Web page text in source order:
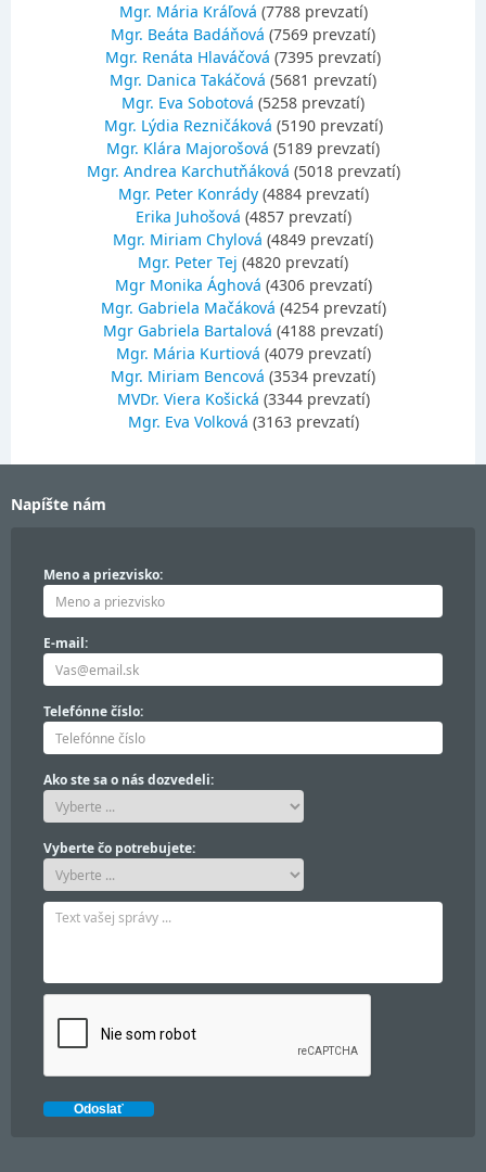
Mgr. Mária Kráľová (7788 prevzatí)
Mgr. Beáta Badáňová (7569 prevzatí)
Mgr. Renáta Hlaváčová (7395 prevzatí)
Mgr. Danica Takáčová (5681 prevzatí)
Mgr. Eva Sobotová (5258 prevzatí)
Mgr. Lýdia Rezničáková (5190 prevzatí)
Mgr. Klára Majorošová (5189 prevzatí)
Mgr. Andrea Karchutňáková (5018 prevzatí)
Mgr. Peter Konrády(4884 prevzatí)
Erika Juhošová (4857 prevzatí)
Mgr. Miriam Chylová (4849 prevzatí)
Mgr. Peter Tej (4820 prevzatí)
Mgr Monika Ághová (4306 prevzatí)
Mgr. Gabriela Mačáková (4254 prevzatí)
Mgr Gabriela Bartalová (4188 prevzatí)
Mgr. Mária Kurtiová (4079 prevzatí)
Mgr. Miriam Bencová (3534 prevzatí)
MVDr. Viera Košická (3344 prevzatí)
Mgr. Eva Volková (3163 prevzatí)
Napíšte nám
Meno a priezvisko:
E-mail:
Telefónne číslo:
Ako ste sa o nás dozvedeli:
Vyberte čo potrebujete: